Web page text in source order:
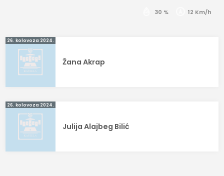
30 % 12 Km/h
Navigacija
objava
26. kolovoza 2024.
Žana Akrap
26. kolovoza 2024.
Julija Alajbeg Bilić